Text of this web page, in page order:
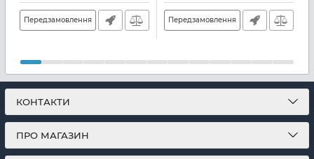
Передзамовлення Передзамовлення
КОНТАКТИ
ПРО МАГАЗИН